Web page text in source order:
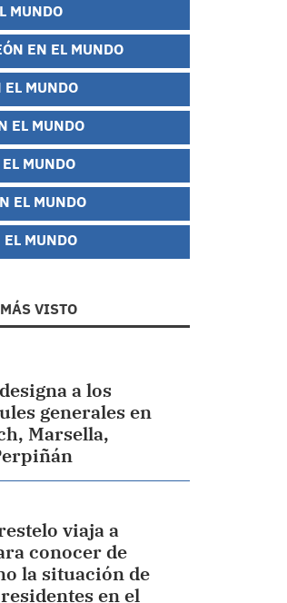
MUNDO
EN EL MUNDO
MUNDO
EL MUNDO
MUNDO
EL MUNDO
MUNDO
VISTO
a los
generales en
Marsella,
viaja a
conocer de
la situación de
en el